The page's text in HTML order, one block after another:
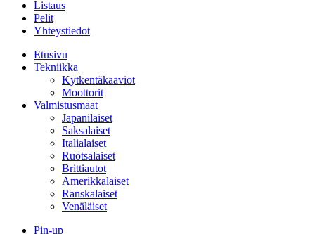
Listaus
Pelit
Yhteystiedot
Etusivu
Tekniikka
Kytkentäkaaviot
Moottorit
Valmistusmaat
Japanilaiset
Saksalaiset
Italialaiset
Ruotsalaiset
Brittiautot
Amerikkalaiset
Ranskalaiset
Venäläiset
Pin-up